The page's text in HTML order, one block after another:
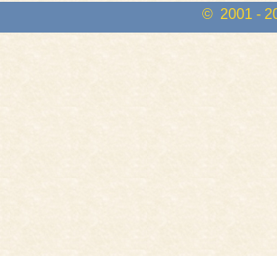
© 2001 -